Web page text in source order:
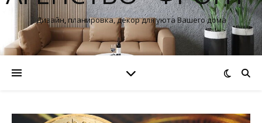
Дизайн, планировка, декор для уюта Вашего дома